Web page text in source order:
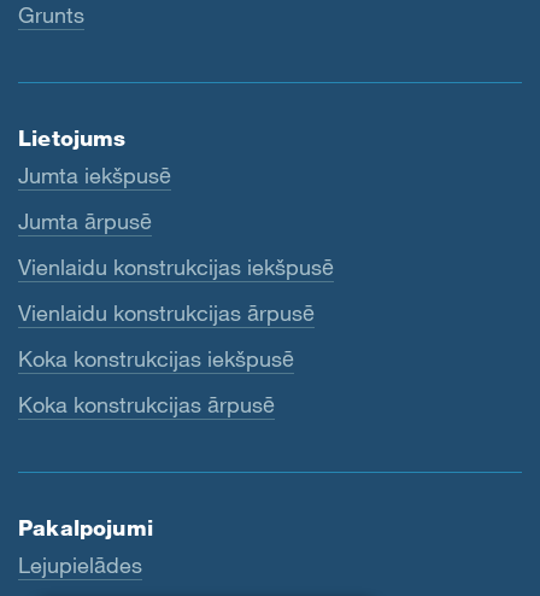
Grunts
Lietojums
Jumta iekšpusē
Jumta ārpusē
Vienlaidu konstrukcijas iekšpusē
Vienlaidu konstrukcijas ārpusē
Koka konstrukcijas iekšpusē
Koka konstrukcijas ārpusē
Pakalpojumi
Lejupielādes